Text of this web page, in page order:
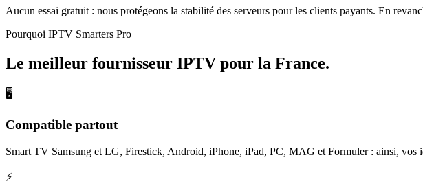
Aucun essai gratuit : nous protégeons la stabilité des serveurs pour les clients payants. En
Pourquoi IPTV Smarters Pro
Le meilleur fournisseur IPTV pour la France.
🖥
Compatible partout
Smart TV Samsung et LG, Firestick, Android, iPhone, iPad, PC, MAG et Formuler : ainsi, vos
⚡